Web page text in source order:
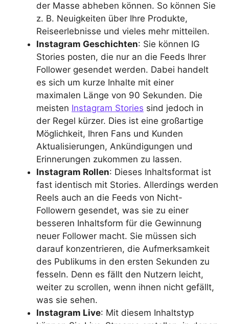
der Masse abheben können. So können Sie
z. B. Neuigkeiten über Ihre Produkte,
Reiseerlebnisse und vieles mehr mitteilen.
Instagram Geschichten: Sie können IG
Stories posten, die nur an die Feeds Ihrer
Follower gesendet werden. Dabei handelt
es sich um kurze Inhalte mit einer
maximalen Länge von 90 Sekunden. Die
meisten Instagram Stories sind jedoch in
der Regel kürzer. Dies ist eine großartige
Möglichkeit, Ihren Fans und Kunden
Aktualisierungen, Ankündigungen und
Erinnerungen zukommen zu lassen.
Instagram Rollen: Dieses Inhaltsformat ist
fast identisch mit Stories. Allerdings werden
Reels auch an die Feeds von Nicht-
Followern gesendet, was sie zu einer
besseren Inhaltsform für die Gewinnung
neuer Follower macht. Sie müssen sich
darauf konzentrieren, die Aufmerksamkeit
des Publikums in den ersten Sekunden zu
fesseln. Denn es fällt den Nutzern leicht,
weiter zu scrollen, wenn ihnen nicht gefällt,
was sie sehen.
Instagram Live: Mit diesem Inhaltstyp